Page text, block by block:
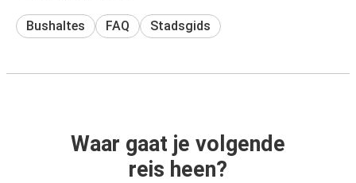
Bushaltes FAQ Stadsgids
Waar gaat je volgende
reis heen?